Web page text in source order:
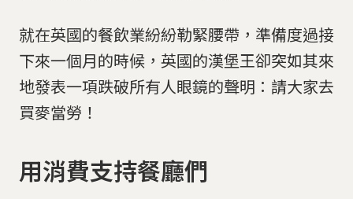
就在英國的餐飲業紛紛勒緊腰帶，準備度過接
下來一個月的時候，英國的漢堡王卻突如其來
地發表一項跌破所有人眼鏡的聲明：請大家去
買麥當勞！
用消費支持餐廳們